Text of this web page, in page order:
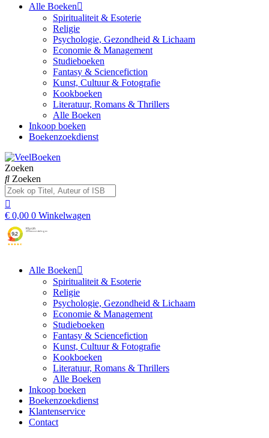
Alle Boeken
Spiritualiteit & Esoterie
Religie
Psychologie, Gezondheid & Lichaam
Economie & Management
Studieboeken
Fantasy & Sciencefiction
Kunst, Cultuur & Fotografie
Kookboeken
Literatuur, Romans & Thrillers
Alle Boeken
Inkoop boeken
Boekenzoekdienst
Zoeken
Zoeken
€ 0,00 0 Winkelwagen
Alle Boeken
Spiritualiteit & Esoterie
Religie
Psychologie, Gezondheid & Lichaam
Economie & Management
Studieboeken
Fantasy & Sciencefiction
Kunst, Cultuur & Fotografie
Kookboeken
Literatuur, Romans & Thrillers
Alle Boeken
Inkoop boeken
Boekenzoekdienst
Klantenservice
Contact